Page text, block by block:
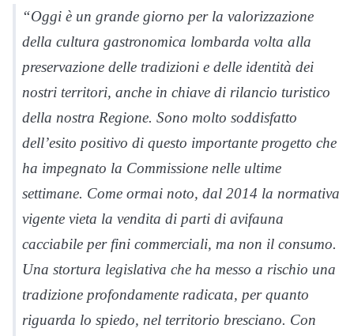
“Oggi è un grande giorno per la valorizzazione
della cultura gastronomica lombarda volta alla
preservazione delle tradizioni e delle identità dei
nostri territori, anche in chiave di rilancio turistico
della nostra Regione. Sono molto soddisfatto
dell’esito positivo di questo importante progetto che
ha impegnato la Commissione nelle ultime
settimane. Come ormai noto, dal 2014 la normativa
vigente vieta la vendita di parti di avifauna
cacciabile per fini commerciali, ma non il consumo.
Una stortura legislativa che ha messo a rischio una
tradizione profondamente radicata, per quanto
riguarda lo spiedo, nel territorio bresciano. Con